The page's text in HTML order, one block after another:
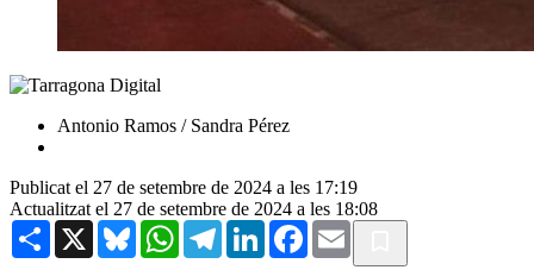
Antonio Ramos / Sandra Pérez
Publicat el 27 de setembre de 2024 a les 17:19
Actualitzat el 27 de setembre de 2024 a les 18:08
Share X BlueskyWhatsAppTelegramLinkedInFacebook
Email